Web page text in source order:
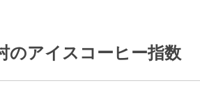
のアイスコーヒー指数